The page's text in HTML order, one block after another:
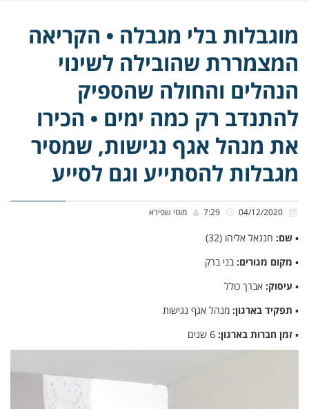
מוגבלות בלי מגבלה • הקריאה
המצמררת שהובילה לשינוי
הנהלים והחולה שהספיק
להתנדב רק כמה ימים • הכירו
את מנהל אגף נגישות, שמסיר
מגבלות להסתייע וגם לסייע
מוטי שפירא
▪ שם: חננאל אליהו (32)
▪ מקום מגורים:בני ברק
▪ עיסוק: אברך כולל
▪ תפקיד בארגון: מנהל אגף נגישות
▪ זמן חברות בארגון: